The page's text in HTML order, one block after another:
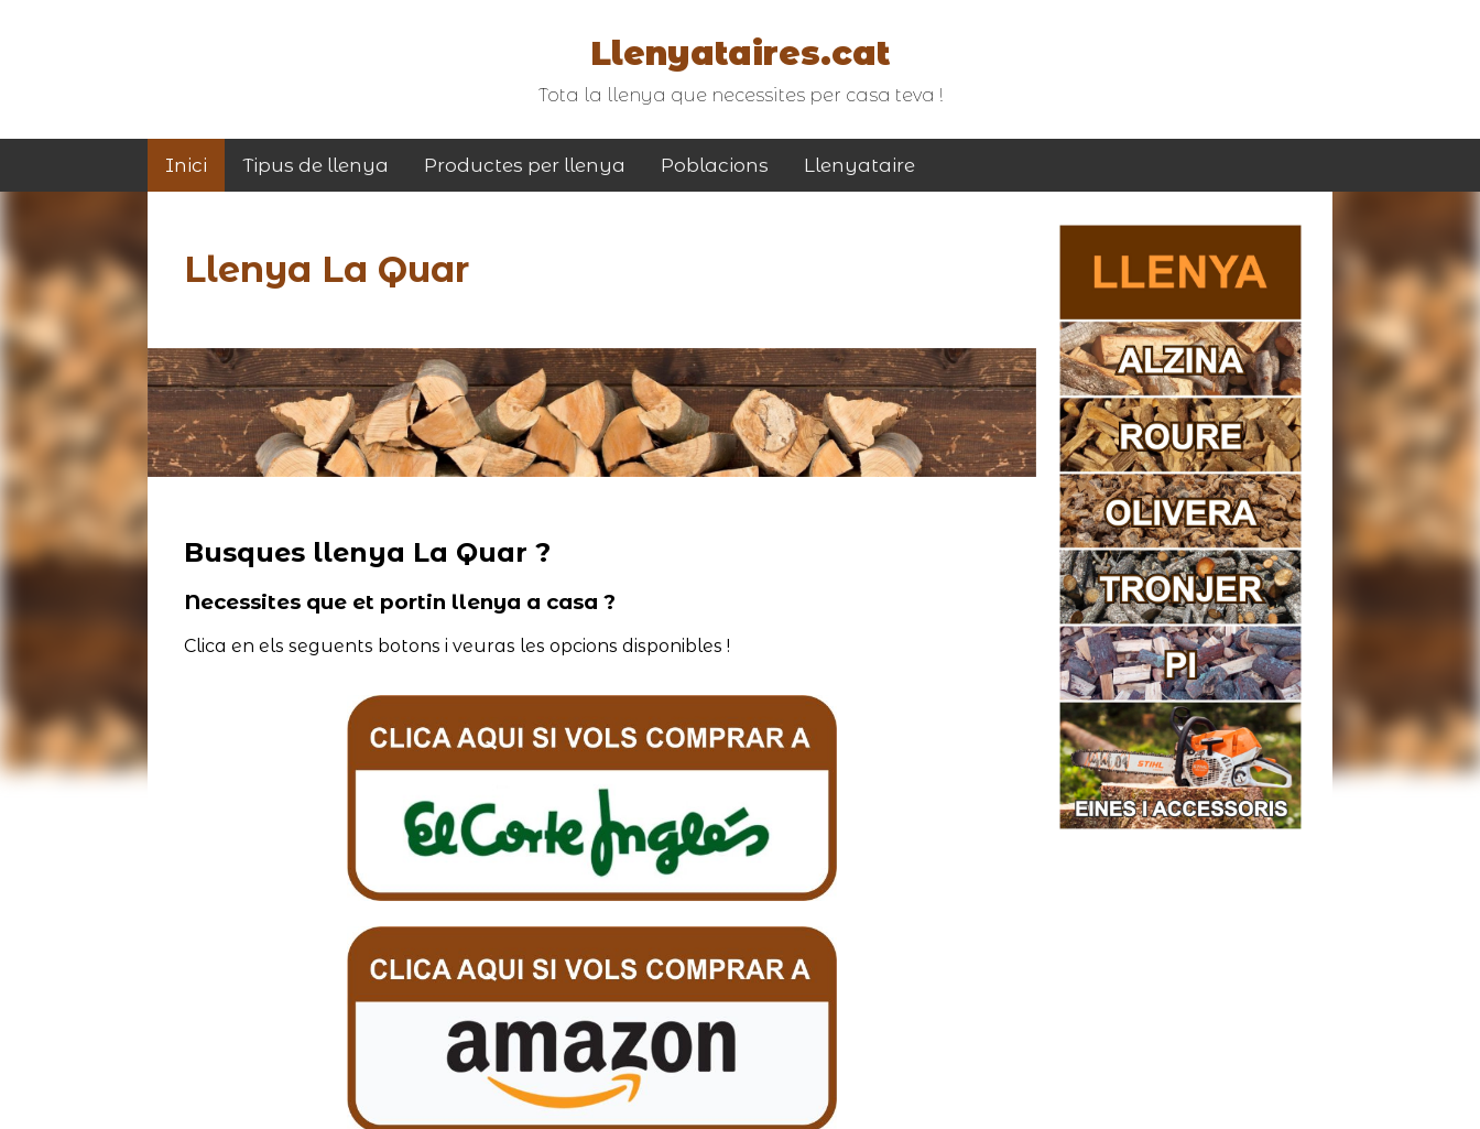
Llenyataires.cat
Tota la llenya que necessites per casa teva !
Inici Tipus de llenya Productes per llenya Poblacions Llenyataire
Llenya La Quar
Busques llenya La Quar ?
Necessites que et portin llenya a casa ?
Clica en els seguents botons i veuras les opcions disponibles !